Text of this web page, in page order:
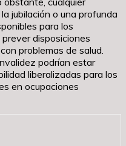
jubilación o una profunda
para los
disposiciones
problemas de salud.
podrían estar
liberalizadas para los
en ocupaciones